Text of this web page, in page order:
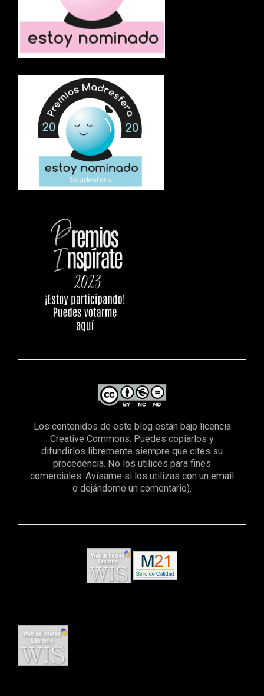
Los contenidos de este blog están bajo licencia
Creative Commons. Puedes copiarlos y
difundirlos libremente siempre que cites su
procedencia. No los utilices para fines
comerciales. Avísame si los utilizas con un email
o dejándome un comentario).